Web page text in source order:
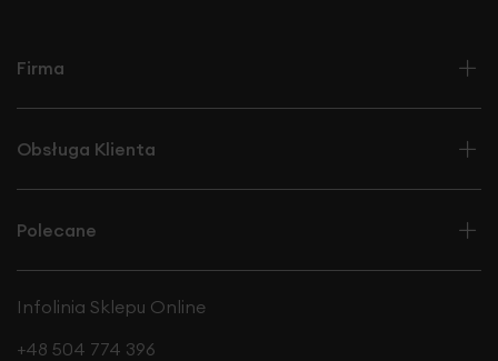
Firma
Obsługa Klienta
Polecane
Infolinia Sklepu Online
+48 504 774 396